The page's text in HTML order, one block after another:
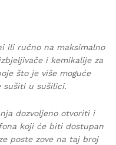
ili ručno na maksimalno
i kemikalije za
što je više moguće
sušiti u sušilici.
dozvoljeno otvoriti i
koji će biti dostupan
poste zove na taj broj